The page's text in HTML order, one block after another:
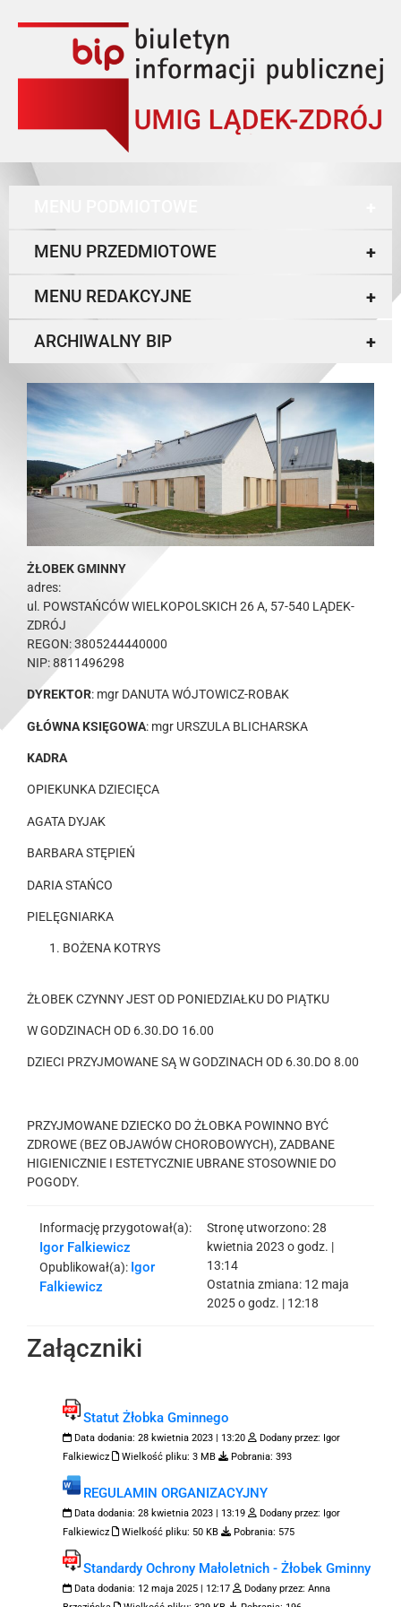
+
MENU PRZEDMIOTOWE
+
MENU REDAKCYJNE
+
ARCHIWALNY BIP
ŻŁOBEK GMINNY
adres:
ul. POWSTAŃCÓW WIELKOPOLSKICH 26 A, 57-540 LĄDEK-
ZDRÓJ
REGON: 3805244440000
NIP: 8811496298
DYREKTOR: mgr DANUTA WÓJTOWICZ-ROBAK
GŁÓWNA KSIĘGOWA: mgr URSZULA BLICHARSKA
KADRA
OPIEKUNKA DZIECIĘCA
AGATA DYJAK
BARBARA STĘPIEŃ
DARIA STAŃCO
PIELĘGNIARKA
BOŻENA KOTRYS
ŻŁOBEK CZYNNY JEST OD PONIEDZIAŁKU DO PIĄTKU
W GODZINACH OD 6.30.DO 16.00
DZIECI PRZYJMOWANE SĄ W GODZINACH OD 6.30.DO 8.00
PRZYJMOWANE DZIECKO DO ŻŁOBKA POWINNO BYĆ
ZDROWE (BEZ OBJAWÓW CHOROBOWYCH), ZADBANE
HIGIENICZNIE I ESTETYCZNIE UBRANE STOSOWNIE DO
POGODY.
Informację przygotował(a):
Igor Falkiewicz
Opublikował(a): Igor
Falkiewicz
Stronę utworzono:28
kwietnia 2023 o godz. |
13:14
Ostatnia zmiana: 12 maja
2025 o godz. | 12:18
Załączniki
Statut Żłobka Gminnego
Data dodania: 28 kwietnia 2023 | 13:20 Dodany przez: Igor
Falkiewicz
Wielkość pliku: 3 MB Pobrania: 393
REGULAMIN ORGANIZACYJNY
Data dodania: 28 kwietnia 2023 | 13:19 Dodany przez: Igor
Falkiewicz
Wielkość pliku: 50 KB Pobrania: 575
Standardy Ochrony Małoletnich - Żłobek Gminny
Data dodania: 12 maja 2025 | 12:17 Dodany przez: Anna